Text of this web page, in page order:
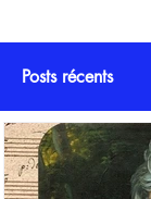
Posts récents